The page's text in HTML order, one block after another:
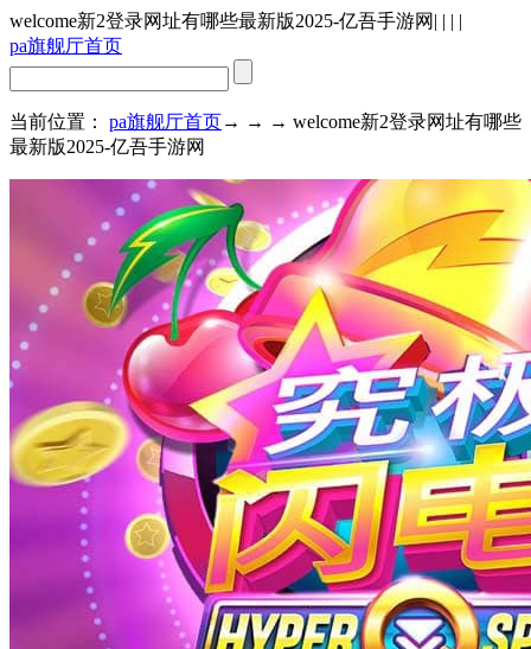
welcome新2登录网址有哪些最新版2025-亿吾手游网 | | | |
pa旗舰厅首页
当前位置： pa旗舰厅首页→ → → welcome新2登录网址有哪些
最新版2025-亿吾手游网